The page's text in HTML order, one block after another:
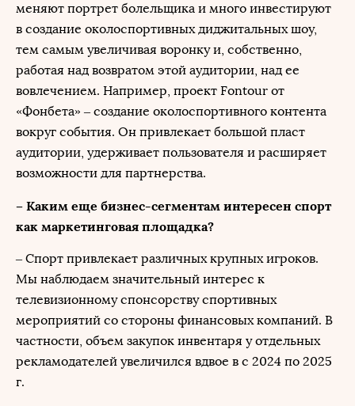
меняют портрет болельщика и много инвестируют
в создание околоспортивных диджитальных шоу,
тем самым увеличивая воронку и, собственно,
работая над возвратом этой аудитории, над ее
вовлечением. Например, проект Fontour от
«Фонбета» – создание околоспортивного контента
вокруг события. Он привлекает большой пласт
аудитории, удерживает пользователя и расширяет
возможности для партнерства.
– Каким еще бизнес-сегментам интересен спорт
как маркетинговая площадка?
– Спорт привлекает различных крупных игроков.
Мы наблюдаем значительный интерес к
телевизионному спонсорству спортивных
мероприятий со стороны финансовых компаний. В
частности, объем закупок инвентаря у отдельных
рекламодателей увеличился вдвое в с 2024 по 2025
г.